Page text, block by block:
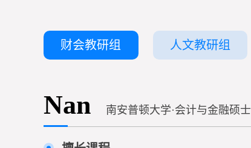
财会教研组 人文教研组
Nan 南安普顿大学·会计与金融硕士